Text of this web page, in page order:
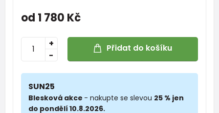
od 1 780 Kč
-
+ Přidat do košíku
SUN25
Blesková akce - nakupte se slevou 25 % jen
do pondělí 10.8.2026.